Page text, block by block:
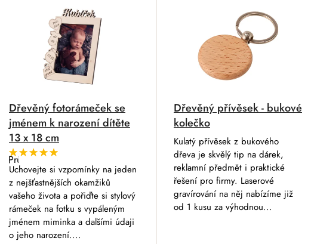
Dřevěný fotorámeček se
jménem k narození dítěte
13 x 18 cm
Průměrné
hodnocení
produktu
je
5,0
z
5
hvězdiček.
Uchovejte si vzpomínky na jeden
z nejšťastnějších okamžiků
vašeho života a pořiďte si stylový
rámeček na fotku s vypáleným
jménem miminka a dalšími údaji
o jeho narození....
Dřevěný přívěsek - bukové
kolečko
Kulatý přívěsek z bukového
dřeva je skvělý tip na dárek,
reklamní předmět i praktické
řešení pro firmy. Laserové
gravírování na něj nabízíme již
od 1 kusu za výhodnou...